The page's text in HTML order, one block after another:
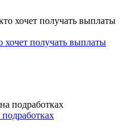
хочет получать выплаты